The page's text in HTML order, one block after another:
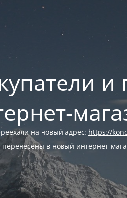
и
на новый адрес: https://
в новый интернет-